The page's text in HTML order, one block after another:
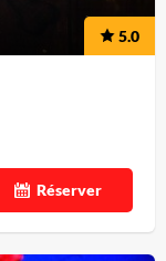
5.0
Réserver